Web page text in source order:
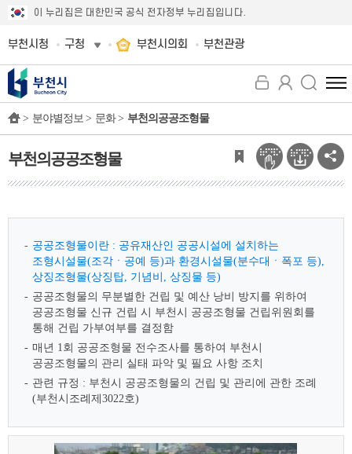
이 누리집은 대한민국 공식 전자정부 누리집입니다.
부천시청 구청 부천시의회 부천관광
전
체
뉴
보
기
> 분야별정보 > 문화 > 부천의공공조형물
부천의공공조형물
공공조형물이란 : 공유재산인 공공시설에 설치하는
조형시설물(조각ㆍ공예 등)과 환경시설물(분수대ㆍ폭포 등),
상징조형물(상징탑, 기념비, 상징물 등)
공공조형물의 무분별한 건립 및 예산 낭비 방지를 위하여
공공조형물 신규 건립 시 부천시 공공조형물 건립위원회를
통해 건립 가부여부를 결정함
매년 1회 공공조형물 전수조사를 통하여 부천시
공공조형물의 관리 실태 파악 및 필요 사항 조치
관련 규정 : 부천시 공공조형물의 건립 및 관리에 관한 조례
(부천시조례제3022호)